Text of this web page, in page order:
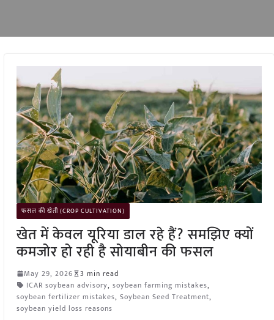
फसल की खेती (CROP CULTIVATION)
खेत में केवल यूरिया डाल रहे हैं? समझिए क्यों
कमजोर हो रही है सोयाबीन की फसल
May 29, 2026
3 min read
ICAR soybean advisory, soybean farming mistakes,
soybean fertilizer mistakes, Soybean Seed Treatment,
soybean yield loss reasons